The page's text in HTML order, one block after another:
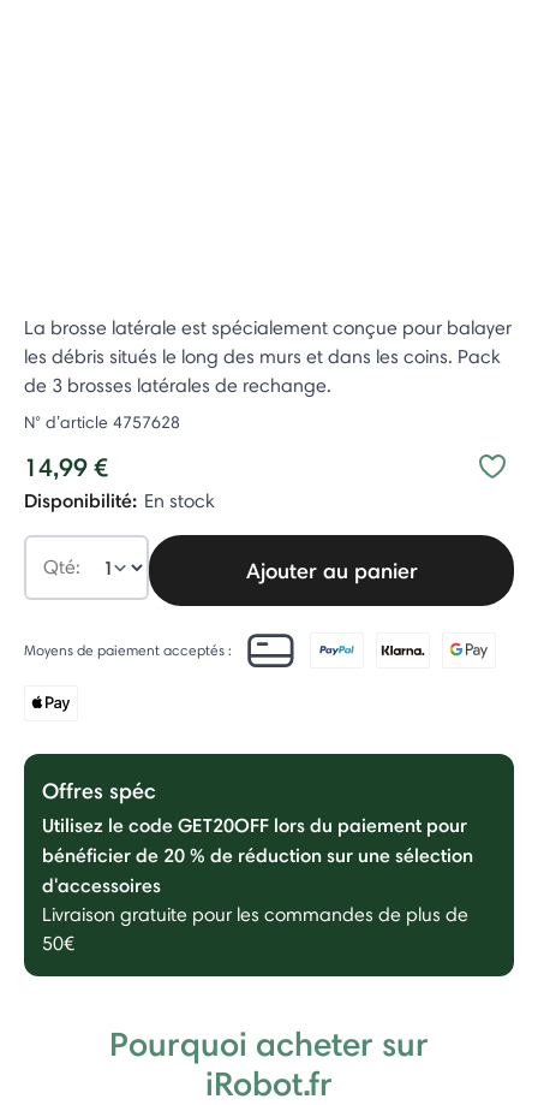
La brosse latérale est spécialement conçue pour balayer
les débris situés le long des murs et dans les coins. Pack
de 3 brosses latérales de rechange.
N° d’article 4757628
14,99 €
Disponibilité: En stock
Qté: Ajouter au panier
Moyens de paiement acceptés :
Offres spéc
Utilisez le code GET20OFF lors du paiement pour
bénéficier de 20 % de réduction sur une sélection
d'accessoires
Livraison gratuite pour les commandes de plus de
50€
Pourquoi acheter sur
iRobot.fr